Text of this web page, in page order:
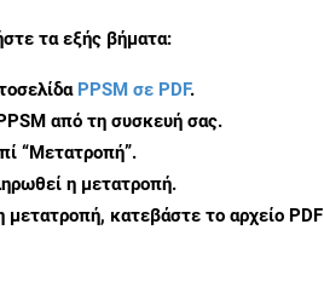
τα εξής βήματα:
PPSM σε PDF.
από τη συσκευή σας.
“Μετατροπή”.
η μετατροπή.
μετατροπή, κατεβάστε το αρχείο